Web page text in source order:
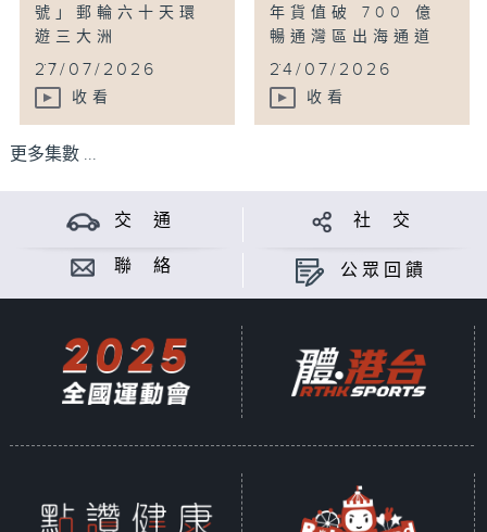
號」郵輪六十天環
遊三大洲
...
27/07/2026
收看
年貨值破 700 億
暢通灣區出海通道
...
24/07/2026
收看
更多集數 ...
交 通 社 交
聯 絡 公眾回饋